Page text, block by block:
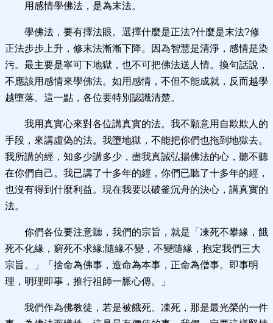
用感情學佛法，是為末法。
學佛法，要有擇法眼。選擇什麼是正法?什麼是末法?修
正法步步上升，修末法漸漸下降。因為智慧是清淨，感情是染
污。最主要是寧可下地獄，也不可把佛法送人情。換句話說，
不應該用感情來學佛法。如用感情，不但不能成就，反而越學
越墮落。這一點，各位要特別認識清楚。
我用真實心來對各位講真實的法。我不願意用自欺欺人的
手段，來講虛偽的法。我墮地獄，不能把你們也拖到地獄去。
我所講的經，知多少講多少，盡我真誠弘揚佛法的心，聽不聽
在你們自己。我已講了十多年的經，你們已聽了十多年的經，
也沒有得到什麼利益。現在我要以破釜沉舟的決心，講真實的
法。
你們各位要注意聽，我們的宗旨，就是「凍死不攀緣，餓
死不化緣，窮死不求緣;隨緣不變，不變隨緣，抱定我們三大
宗旨。」「捨命為佛事，造命為本事，正命為僧事。即事明
理，明理即事，推行祖師一脈心傳。」
我們作為佛教徒，若是被餓死、凍死，那是最光榮的一件